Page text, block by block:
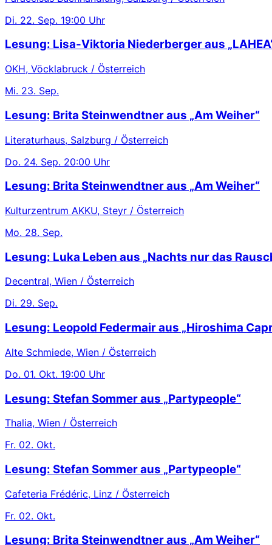
Di. 22. Sep. 19:00 Uhr
Lesung: Lisa-Viktoria Niederberger aus
OKH, Vöcklabruck / Österreich
Mi. 23. Sep.
Lesung: Brita Steinwendtner aus „Am Weiher“
Literaturhaus, Salzburg / Österreich
Do. 24. Sep. 20:00 Uhr
Lesung: Brita Steinwendtner aus „Am Weiher“
Kulturzentrum AKKU, Steyr / Österreich
Mo. 28. Sep.
Lesung: Luka Leben aus „Nachts nur das
Decentral, Wien / Österreich
Di. 29. Sep.
Lesung: Leopold Federmair aus „Hiroshima
Alte Schmiede, Wien / Österreich
Do. 01. Okt. 19:00 Uhr
Lesung: Stefan Sommer aus „Partypeople“
Thalia, Wien / Österreich
Fr. 02. Okt.
Lesung: Stefan Sommer aus „Partypeople“
Cafeteria Frédéric, Linz / Österreich
Fr. 02. Okt.
Lesung: Brita Steinwendtner aus „Am Weiher“